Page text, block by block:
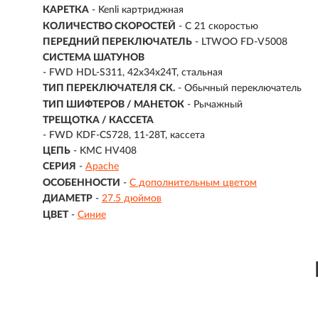
КАРЕТКА - Kenli картриджная
КОЛИЧЕСТВО СКОРОСТЕЙ - С 21 скоростью
ПЕРЕДНИЙ ПЕРЕКЛЮЧАТЕЛЬ - LTWOO FD-V5008
СИСТЕМА ШАТУНОВ
- FWD HDL-S311, 42x34x24T, стальная
ТИП ПЕРЕКЛЮЧАТЕЛЯ СК. - Обычный переключатель
ТИП ШИФТЕРОВ / МАНЕТОК - Рычажный
ТРЕЩОТКА / КАССЕТА
- FWD KDF-CS728, 11-28T, кассета
ЦЕПЬ - KMC HV408
СЕРИЯ - Apache
ОСОБЕННОСТИ - С дополнительным цветом
ДИАМЕТР - 27.5 дюймов
ЦВЕТ - Синие